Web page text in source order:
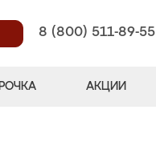
8 (800) 511-89-55
АКЦИИ